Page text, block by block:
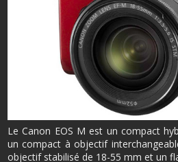
Le Canon EOS M est un compact
un compact à objectif
objectif stabilisé de 18-55 mm et un